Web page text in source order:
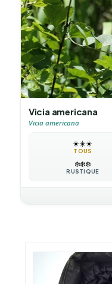
Vicia americana
Vicia americana
☀️☀️☀️
TOUS
❄️❄️❄️
RUSTIQUE